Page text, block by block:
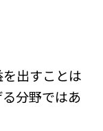
出すことは
分野ではあ